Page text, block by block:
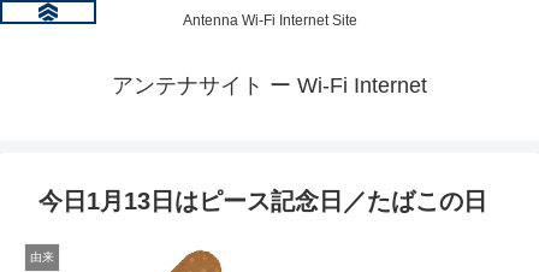
Antenna Wi-Fi Internet Site
アンテナサイト ー Wi-Fi Internet
今日1月13日はピース記念日／たばこの日
由来